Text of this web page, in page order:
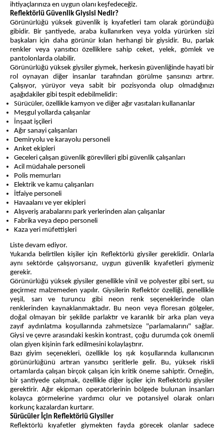
ihtiyaçlarınıza en uygun olanı keşfedeceğiz.
Reflektörlü Güvenlik Giysisi Nedir?
Görünürlüğü yüksek güvenlik iş kıyafetleri tam olarak göründüğü
gibidir. Bir şantiyede, araba kullanırken veya yolda yürürken sizi
başkaları için daha görünür kılan herhangi bir giysidir. Bu, parlak
renkler veya yansıtıcı özelliklere sahip ceket, yelek, gömlek ve
pantolonlarda olabilir.
Görünürlüğü yüksek giysiler giymek, herkesin güvenliğinde hayati bir
rol oynayan diğer insanlar tarafından görülme şansınızı artırır.
Çalışıyor, yürüyor veya sabit bir pozisyonda olup olmadığınızı
aşağıdakiler gibi tespit edebilmelidir:
Sürücüler, özellikle kamyon ve diğer ağır vasıtaları kullananlar
Meşgul yollarda çalışanlar
İnşaat işçileri
Ağır sanayi çalışanları
Demiryolu ve karayolu personeli
Anket ekipleri
Geceleri çalışan güvenlik görevlileri gibi güvenlik çalışanları
Acil müdahale personeli
Polis memurları
Elektrik ve kamu çalışanları
İtfaiye personeli
Havaalanı ve yer ekipleri
Alışveriş arabalarını park yerlerinden alan çalışanlar
Fabrika veya depo personeli
Kaza yeri müfettişleri
Liste devam ediyor.
Yukarıda belirtilen kişiler için Reflektörlü giysiler gereklidir. Onlarla
aynı sektörde çalışıyorsanız, uygun güvenlik kıyafetleri giymeniz
gerekir.
Görünürlüğü yüksek giysiler genellikle vinil ve polyester gibi sert, su
geçirmez malzemeden yapılır. Giysilerin Reflektör özelliği, genellikle
yeşil, sarı ve turuncu gibi neon renk seçeneklerinde olan
renklerinden kaynaklanmaktadır. Bu neon veya floresan gölgeler,
doğal olmayan bir şekilde parlaktır ve karanlık bir arka plan veya
zayıf aydınlatma koşullarında zahmetsizce "parlamalarını" sağlar.
Giysi ve çevre arasındaki keskin kontrast, çoğu durumda çok önemli
olan giyen kişinin fark edilmesini kolaylaştırır.
Bazı giyim seçenekleri, özellikle loş ışık koşullarında kullanıcının
görünürlüğünü artıran yansıtıcı şeritlerle gelir. Bu, yüksek riskli
ortamlarda çalışan birçok çalışan için kritik öneme sahiptir. Örneğin,
bir şantiyede çalışmak, özellikle diğer işçiler için Reflektörlü giysiler
gerektirir. Ağır ekipman operatörlerinin bölgede bulunan insanları
kolayca görmelerine yardımcı olur ve potansiyel olarak onları
korkunç kazalardan kurtarır.
Sürücüler İçin Reflektörlü Giysiler
Reflektörlü kıyafetler giymekten fayda görecek olanlar sadece